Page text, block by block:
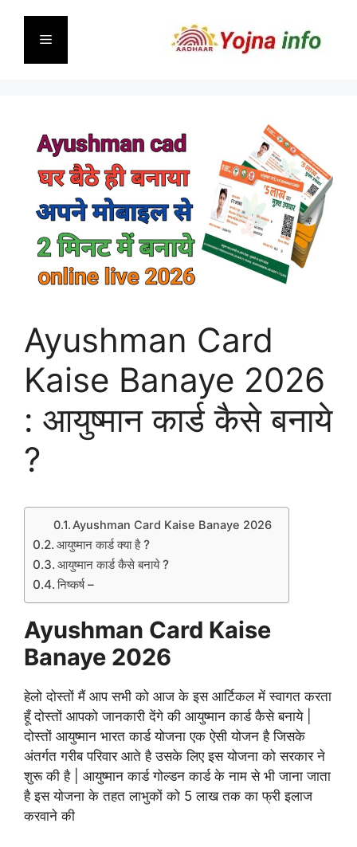
content
Menu
Ayushman Card
Kaise Banaye 2026
: आयुष्मान कार्ड कैसे बनाये
?
Ayushman Card Kaise Banaye 2026
आयुष्मान कार्ड क्या है ?
आयुष्मान कार्ड कैसे बनाये ?
निष्कर्ष –
Ayushman Card Kaise
Banaye 2026
हेलो दोस्तों मैं आप सभी को आज के इस आर्टिकल में स्वागत करता
हूँ दोस्तों आपको जानकारी देंगे की आयुष्मान कार्ड कैसे बनाये |
दोस्तों आयुष्मान भारत कार्ड योजना एक ऐसी योजन है जिसके
अंतर्गत गरीब परिवार आते है उसके लिए इस योजना को सरकार ने
शुरू की है | आयुष्मान कार्ड गोल्डन कार्ड के नाम से भी जाना जाता
है इस योजना के तहत लाभुकों को 5 लाख तक का फ्री इलाज
करवाने की